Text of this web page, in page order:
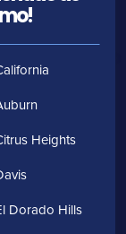
Heights
Dorado Hills